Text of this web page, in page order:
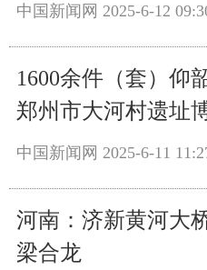
中国新闻网 2025-6-12
1600余件（套）仰
郑州市大河村遗址
中国新闻网 2025-6-11
河南：济新黄河大
梁合龙